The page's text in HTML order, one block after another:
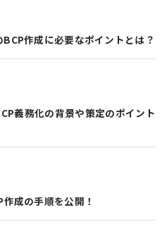
作成に必要なポイントとは？
義務化の背景や策定のポイント
成の手順を公開！